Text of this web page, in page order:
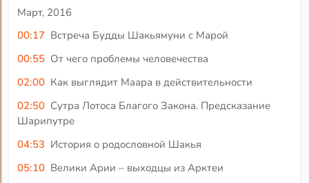
Март, 2016
00:17 Встреча Будды Шакьямуни с Марой
00:55 От чего проблемы человечества
02:00 Как выглядит Маара в действительности
02:50 Сутра Лотоса Благого Закона. Предсказание
Шарипутре
04:53 История о родословной Шакья
05:10 Велики Арии – выходцы из Арктеи